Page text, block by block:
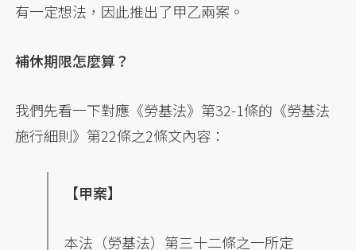
有一定想法，因此推出了甲乙兩案。
補休期限怎麼算？
我們先看一下對應《勞基法》第32-1條的《勞基法
施行細則》第22條之2條文內容：
【甲案】
本法（勞基法）第三十二條之一所定